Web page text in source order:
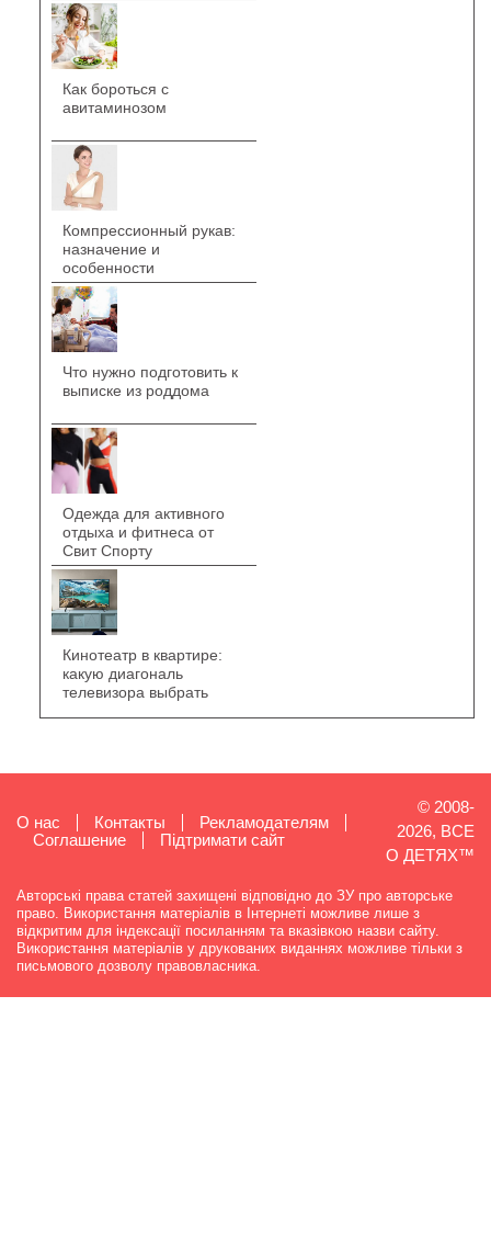
Как бороться с
авитаминозом
Компрессионный рукав:
назначение и
особенности
Что нужно подготовить к
выписке из роддома
Одежда для активного
отдыха и фитнеса от
Свит Спорту
Кинотеатр в квартире:
какую диагональ
телевизора выбрать
О нас Контакты
Рекламодателям
Cоглашение
Підтримати сайт
© 2008-
2026, ВСЕ
О ДЕТЯХ™
Авторські права статей захищені відповідно до ЗУ про авторське
право. Використання матеріалів в Інтернеті можливе лише з
відкритим для індексації посиланням та вказівкою назви сайту.
Використання матеріалів у друкованих виданнях можливе тільки з
письмового дозволу правовласника.